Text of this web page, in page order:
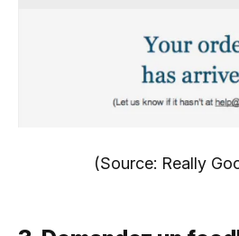
(Source: Really